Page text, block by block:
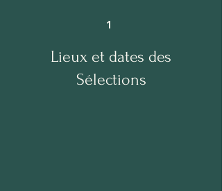
1
Lieux et dates des
Sélections